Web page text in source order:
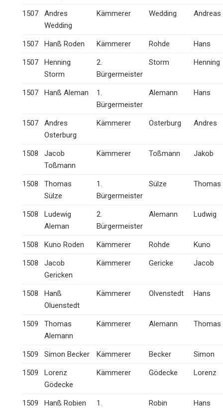
1507
Andres
Wedding
Kämmerer Wedding Andreas
1507 Hanß Roden Kämmerer Rohde Hans
1507
Henning
Storm
2.
Bürgermeister
Storm Henning
1507 Hanß Aleman
1.
Bürgermeister
Alemann Hans
1507
Andres
Osterburg
Kämmerer Osterburg Andres
1508
Jacob
Toßmann
Kämmerer Toßmann Jakob
1508
Thomas
Sülze
1.
Bürgermeister
Sülze Thomas
1508
Ludewig
Aleman
2.
Bürgermeister
Alemann Ludwig
1508 Kuno Roden Kämmerer Rohde Kuno
1508
Jacob
Gericken
Kämmerer Gericke Jacob
1508
Hanß
Oluenstedt
Kämmerer Olvenstedt Hans
1509
Thomas
Alemann
Kämmerer Alemann Thomas
1509 Simon Becker Kämmerer Becker Simon
1509
Lorenz
Gödecke
Kämmerer Gödecke Lorenz
1509 Hanß Robien
1.
Robin Hans